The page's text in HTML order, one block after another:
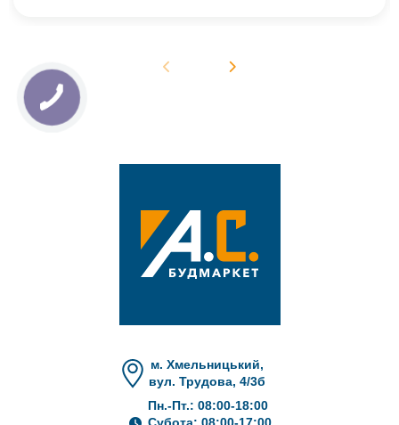
м. Хмельницький,
вул. Трудова, 4/3б
Пн.-Пт.: 08:00-18:00